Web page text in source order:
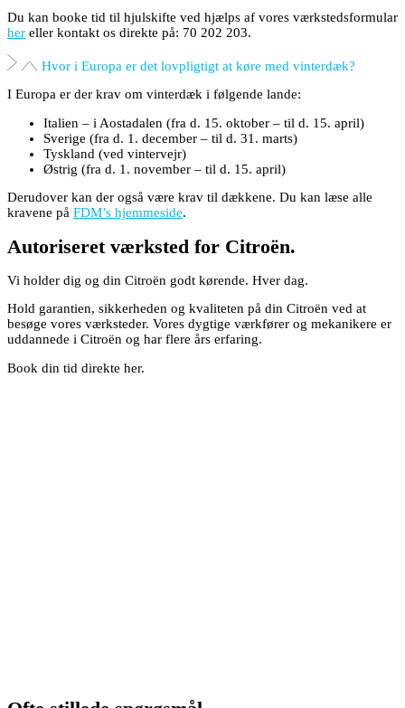
Du kan booke tid til hjulskifte ved hjælps af vores værkstedsformular
her eller kontakt os direkte på: 70 202 203.
Hvor i Europa er det lovpligtigt at køre med vinterdæk?
I Europa er der krav om vinterdæk i følgende lande:
Italien – i Aostadalen (fra d. 15. oktober – til d. 15. april)
Sverige (fra d. 1. december – til d. 31. marts)
Tyskland (ved vintervejr)
Østrig (fra d. 1. november – til d. 15. april)
Derudover kan der også være krav til dækkene. Du kan læse alle
kravene på FDM’s hjemmeside.
Autoriseret værksted for Citroën.
Vi holder dig og din Citroën godt kørende. Hver dag.
Hold garantien, sikkerheden og kvaliteten på din Citroën ved at
besøge vores værksteder. Vores dygtige værkfører og mekanikere er
uddannede i Citroën og har flere års erfaring.
Book din tid direkte her.